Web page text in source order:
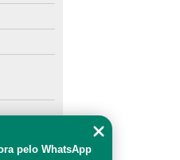
pelo WhatsApp